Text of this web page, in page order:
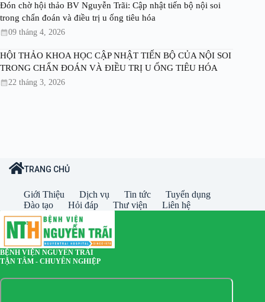
Đón chờ hội thảo BV Nguyễn Trãi: Cập nhật tiến bộ nội soi
trong chẩn đoán và điều trị u ống tiêu hóa
09 tháng 4, 2026
HỘI THẢO KHOA HỌC CẬP NHẬT TIẾN BỘ CỦA NỘI SOI
TRONG CHẨN ĐOÁN VÀ ĐIỀU TRỊ U ỐNG TIÊU HÓA
22 tháng 3, 2026
TRANG CHỦ
Giới Thiệu Dịch vụ Tin tức
Tuyển dụng
Đào tạo
Hỏi đáp Thư viện Liên hệ
BỆNH VIỆN NGUYỄN TRÃI
TẬN TÂM - CHUYÊN NGHIỆP